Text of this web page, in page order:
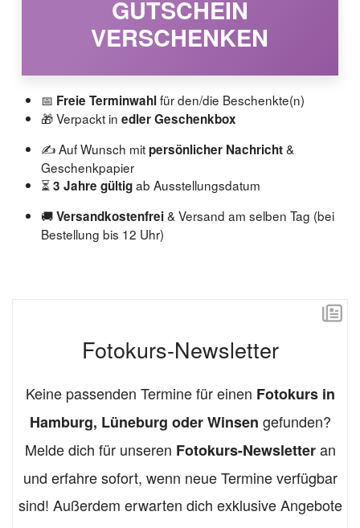
GUTSCHEIN
VERSCHENKEN
📅 Freie Terminwahlfür den/die Beschenkte(n)
🎁 Verpackt in edler Geschenkbox
✍️ Auf Wunsch mitpersönlicher Nachricht&
Geschenkpapier
⏳3 Jahre gültigab Ausstellungsdatum
🚚Versandkostenfrei& Versand am selben Tag (bei
Bestellung bis 12 Uhr)
Fotokurs-Newsletter
Keine passenden Termine für einen Fotokurs in
Hamburg, Lüneburg oder Winsen gefunden?
Melde dich für unseren Fotokurs-Newsletteran
und erfahre sofort, wenn neue Termine verfügbar
sind! Außerdem erwarten dich exklusive Angebote